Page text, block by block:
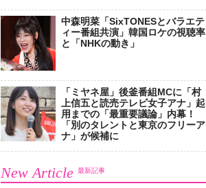
中森明菜「SixTONESとバラエテ
ィー番組共演」韓国ロケの視聴率
と「NHKの動き」
「ミヤネ屋」後釜番組MCに「村
上信五と読売テレビ女子アナ」起
用までの「最重要議論」内幕！
「別のタレントと東京のフリーア
ナ」が候補に
New Article 最新記事